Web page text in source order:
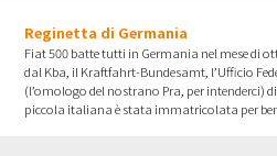
Reginetta di Germania
Fiat 500 batte tutti in Germania nel mese di
dal Kba, il Kraftfahrt-Bundesamt, l’Ufficio
(l’omologo del nostrano Pra, per intenderci)
piccola italiana è stata immatricolata per ben